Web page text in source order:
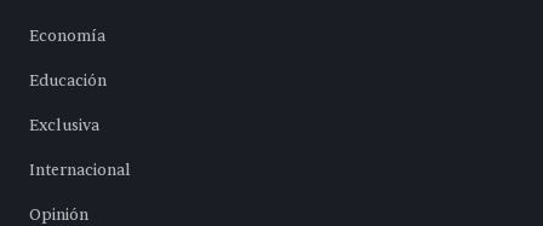
Economía
Educación
Exclusiva
Internacional
Opinión